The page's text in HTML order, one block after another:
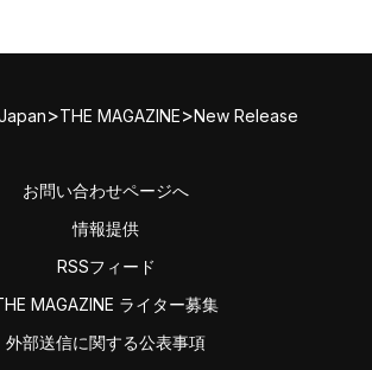
>THE MAGAZINE>New Release
お問い合わせページへ
情報提供
RSSフィード
MAGAZINE ライター募集
外部送信に関する公表事項